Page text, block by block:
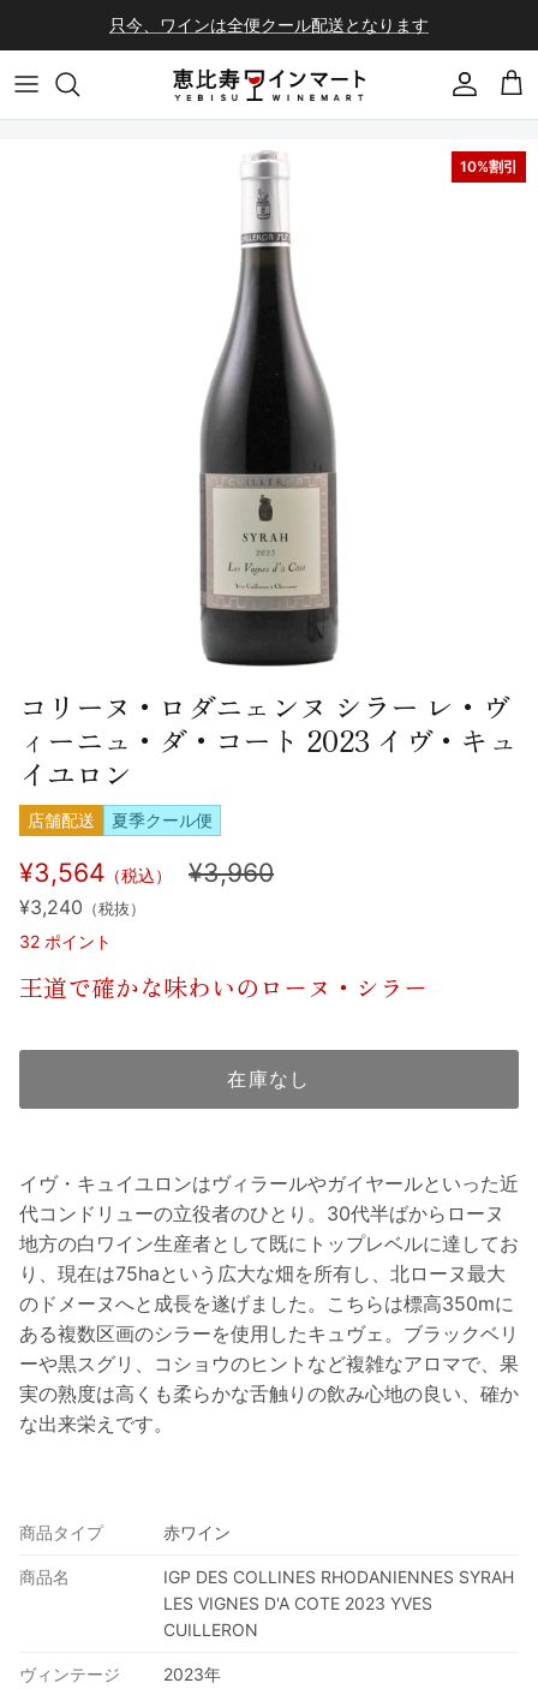
コンテンツへスキップ只今、ワインは全便クール配送となります
会員登
カ
10%割引
コリーヌ・ロダニェンヌ シラー レ・ヴ
ィーニュ・ダ・コート 2023 イヴ・キュ
イユロン
店舗配送 夏季クール便
¥3,564 （税込） ¥3,960
¥3,240 （税抜）
32 ポイント
王道で確かな味わいのローヌ・シラー
在庫なし
イヴ・キュイユロンはヴィラールやガイヤールといった近
代コンドリューの立役者のひとり。30代半ばからローヌ
地方の白ワイン生産者として既にトップレベルに達してお
り、現在は75haという広大な畑を所有し、北ローヌ最大
のドメーヌへと成長を遂げました。こちらは標高350mに
ある複数区画のシラーを使用したキュヴェ。ブラックベリ
ーや黒スグリ、コショウのヒントなど複雑なアロマで、果
実の熟度は高くも柔らかな舌触りの飲み心地の良い、確か
な出来栄えです。
商品タイプ 赤ワイン
商品名
IGP DES COLLINES RHODANIENNES SYRAH
LES VIGNES D'A COTE 2023 YVES
CUILLERON
ヴィンテージ 2023年